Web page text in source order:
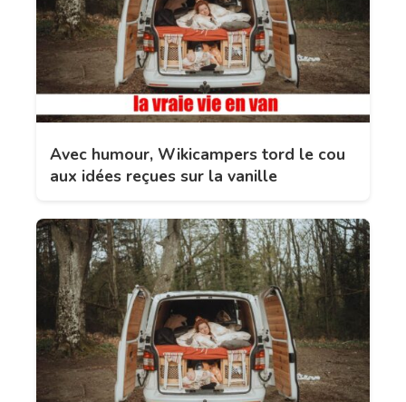
Avec humour, Wikicampers tord le cou
aux idées reçues sur la vanille